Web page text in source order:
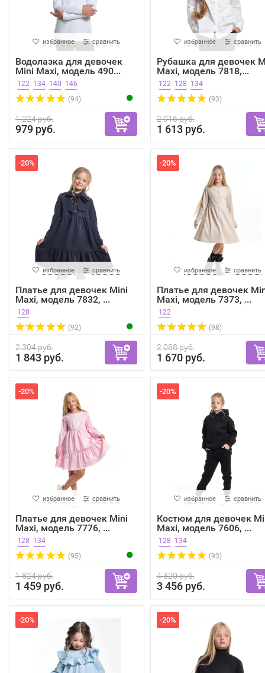
избранное сравнить
Водолазка для девочек
Mini Maxi, модель 490...
122 134 140 146
(94)
1 224 руб.
979 руб.
избранное сравнить
Рубашка для девочек
Maxi, модель 7818,...
122 128 134
(93)
2 016 руб.
1 613 руб.
-20%
избранное сравнить
Платье для девочек Mini
Maxi, модель 7832, ...
128
(92)
2 304 руб.
1 843 руб.
-20%
избранное сравнить
Платье для девочек
Maxi, модель 7373, ...
122
(98)
2 088 руб.
1 670 руб.
-20%
избранное сравнить
Платье для девочек Mini
Maxi, модель 7776, ...
128 134
(95)
1 824 руб.
1 459 руб.
-20%
избранное сравнить
Костюм для девочек
Maxi, модель 7606, ...
128 134
(93)
4 320 руб.
3 456 руб.
-20% -20%